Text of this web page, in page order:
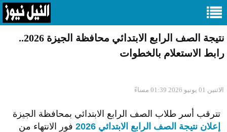
نتيجة الصف الرابع الابتدائي محافظة الجيزة 2026..
رابط الاستعلام بالخطوات
الاثنين 01 يونيو 2026 01:39 مساءً
تترقب أسر طلاب الصف الرابع الابتدائي بمحافظة الجيزة
إعلان نتيجة الصف الرابع الابتدائي 2026
فور الانتهاء من